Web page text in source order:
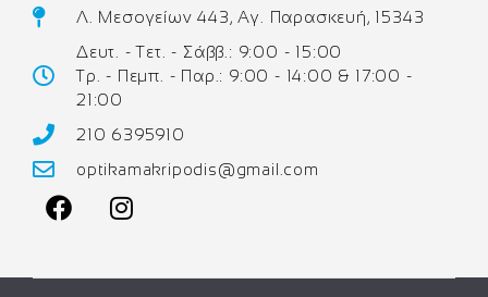
Λ. Μεσογείων 443, Αγ. Παρασκευή, 15343
Δευτ. - Τετ. - Σάββ.: 9:00 - 15:00
Τρ. - Πεμπ. - Παρ.: 9:00 - 14:00 & 17:00 -
21:00
210 6395910
optikamakripodis@gmail.com